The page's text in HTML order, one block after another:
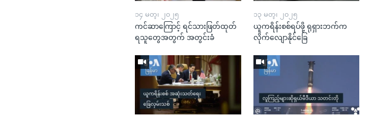
၁၄ မတ္၊ ၂၀၂၅
ကင်ဆာကြောင့် ရင်သားဖြတ်ထုတ်
ရသူတွေအတွက် အတွင်းခံ
၁၃ မတ္၊ ၂၀၂၅
ယူကရိန်းစစ်ရပ်ဖို့ ရုရှားဘက်က
လိုက်လျောနိုင်ခြေ